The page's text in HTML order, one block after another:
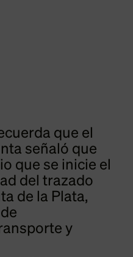
que el
señaló que
que se inicie el
del trazado
de la Plata,
y